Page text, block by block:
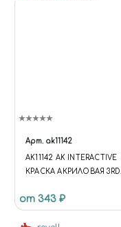
Арт. ak11142
AK11142 AK INTERACTIVE
КРАСКА АКРИЛОВАЯ 3RD
17ML / ТЕМНО-ЗЕЛЕНЫЙ
от 343 ₽